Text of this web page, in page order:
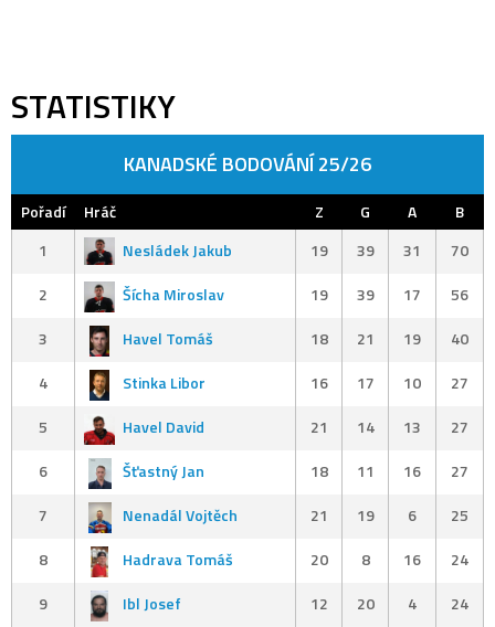
STATISTIKY
KANADSKÉ BODOVÁNÍ 25/26
Pořadí Hráč Z G A
B
1
Nesládek Jakub 19 39 31
70
2
Šícha Miroslav 19 39 17
56
3
Havel Tomáš 18 21 19
40
4
Stinka Libor 16 17 10
27
5
Havel David 21 14 13
27
6
Šťastný Jan 18 11 16
27
7
Nenadál Vojtěch 21 19 6
25
8
Hadrava Tomáš 20 8 16
24
9
Ibl Josef 12 20 4
24